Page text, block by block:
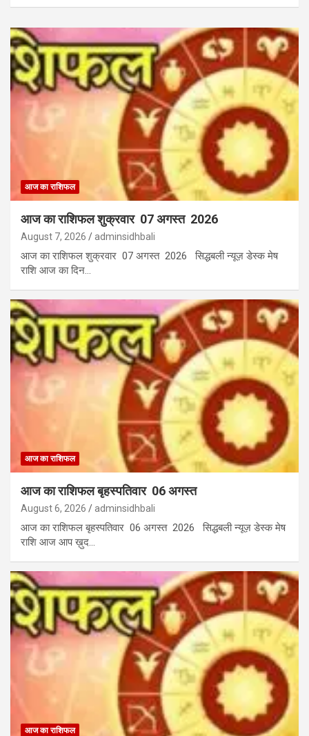
आज का राशिफल
आज का राशिफल शुक्रवार 07 अगस्त 2026
August 7, 2026 adminsidhbali
आज का राशिफल शुक्रवार 07 अगस्त 2026 सिद्धबली न्यूज़ डेस्क मेष
राशि आज का दिन…
आज का राशिफल
आज का राशिफल बृहस्पतिवार 06 अगस्त
August 6, 2026 adminsidhbali
आज का राशिफल बृहस्पतिवार 06 अगस्त 2026 सिद्धबली न्यूज़ डेस्क मेष
राशि आज आप ख़ुद…
आज का राशिफल